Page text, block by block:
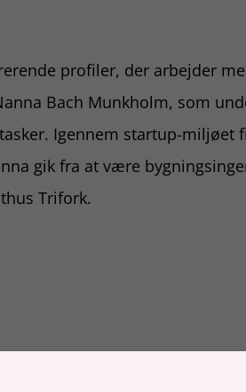
profiler, der arbejder
Bach Munkholm, som
Igennem startup-miljøet
gik fra at være
Trifork.